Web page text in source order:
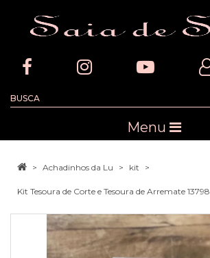
Menu
Achadinhos da Lu kit
Kit Tesoura de Corte e Tesoura de Arremate 13798